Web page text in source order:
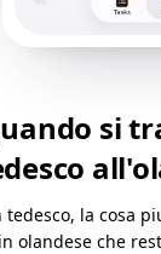
si
tedesco, la cosa
olandese che